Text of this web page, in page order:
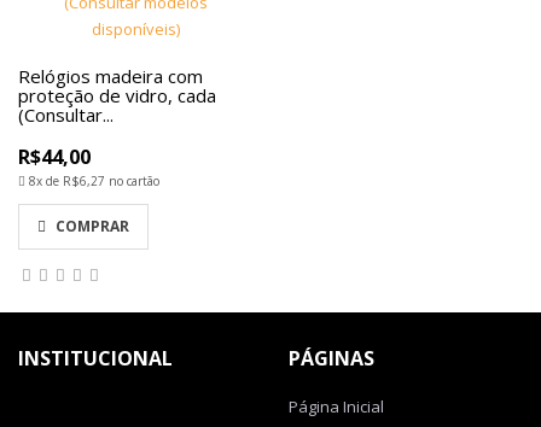
Relógios madeira com
proteção de vidro, cada
(Consultar...
R$44,00
8x de R$6,27 no cartão
COMPRAR
INSTITUCIONAL PÁGINAS
Página Inicial